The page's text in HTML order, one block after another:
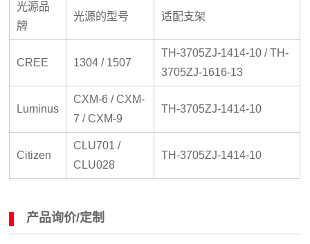
光源品
牌
光源的型号 适配支架
CREE 1304 / 1507
TH-3705ZJ-1414-10 / TH-
3705ZJ-1616-13
Luminus
CXM-6 / CXM-
7 / CXM-9
TH-3705ZJ-1414-10
Citizen
CLU701 /
CLU028
TH-3705ZJ-1414-10
产品询价/定制